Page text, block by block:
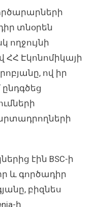
տնօրեն
ողջույնի
ՀՀ Էկոնոմիկայի
ով իր
էին BSC-ի
և գործադիր
բիզնես
ի